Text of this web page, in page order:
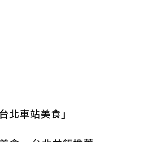
北車站美食」